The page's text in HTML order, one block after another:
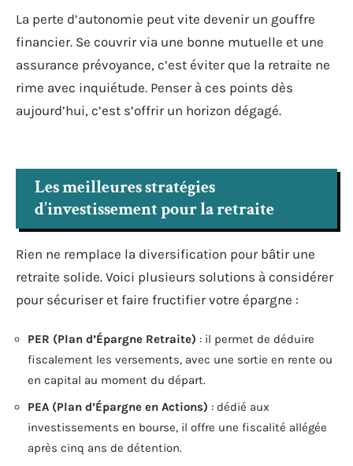
La perte d’autonomie peut vite devenir un gouffre
financier. Se couvrir via une bonne mutuelle et une
assurance prévoyance, c’est éviter que la retraite ne
rime avec inquiétude. Penser à ces points dès
aujourd’hui, c’est s’offrir un horizon dégagé.
Les meilleures stratégies
d’investissement pour la retraite
Rien ne remplace la diversification pour bâtir une
retraite solide. Voici plusieurs solutions à considérer
pour sécuriser et faire fructifier votre épargne :
PER (Plan d’Épargne Retraite) : il permet de déduire
fiscalement les versements, avec une sortie en rente ou
en capital au moment du départ.
PEA (Plan d’Épargne en Actions) : dédié aux
investissements en bourse, il offre une fiscalité allégée
après cinq ans de détention.